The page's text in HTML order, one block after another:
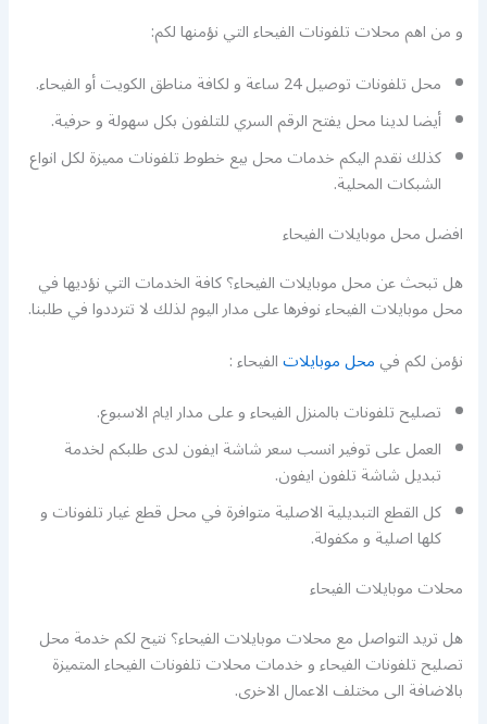
و من اهم محلات تلفونات الفيحاء التي نؤمنها لكم:
محل تلفونات توصيل 24 ساعة و لكافة مناطق الكويت أو الفيحاء.
أيضا لدينا محل يفتح الرقم السري للتلفون بكل سهولة و حرفية.
كذلك نقدم اليكم خدمات محل بيع خطوط تلفونات مميزة لكل انواع
الشبكات المحلية.
افضل محل موبايلات الفيحاء
هل تبحث عن محل موبايلات الفيحاء؟ كافة الخدمات التي نؤديها في
محل موبايلات الفيحاء نوفرها على مدار اليوم لذلك لا تترددوا في طلبنا.
نؤمن لكم فيمحل موبايلاتالفيحاء :
تصليح تلفونات بالمنزل الفيحاء و على مدار ايام الاسبوع.
العمل على توفير انسب سعر شاشة ايفون لدى طلبكم لخدمة
تبديل شاشة تلفون ايفون.
كل القطع التبديلية الاصلية متوافرة في محل قطع غيار تلفونات و
كلها اصلية و مكفولة.
محلات موبايلات الفيحاء
هل تريد التواصل مع محلات موبايلات الفيحاء؟ نتيح لكم خدمة محل
تصليح تلفونات الفيحاء و خدمات محلات تلفونات الفيحاء المتميزة
بالاضافة الى مختلف الاعمال الاخرى.